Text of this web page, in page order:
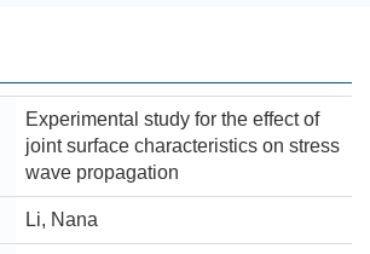
Experimental study for the effect of
joint surface characteristics on stress
wave propagation
Li, Nana